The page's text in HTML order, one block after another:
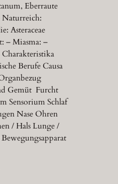
Eberraute
Asteraceae
– Miasma: –
Berufe Causa
Gemüt Furcht
Sensorium Schlaf
Nase Ohren
/ Hals Lunge /